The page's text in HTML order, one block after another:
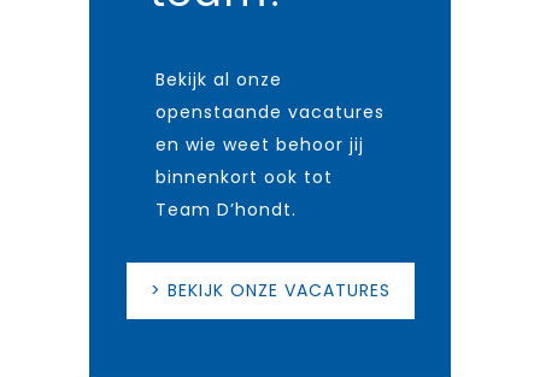
Bekijk al onze
openstaande vacatures
en wie weet behoor jij
binnenkort ook tot
Team D’hondt.
> BEKIJK ONZE VACATURES